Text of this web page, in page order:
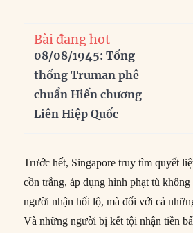
Bài đang hot
08/08/1945: Tổng
thống Truman phê
chuẩn Hiến chương
Liên Hiệp Quốc
Trước hết, Singapore truy tìm quyết
cồn trắng, áp dụng hình phạt tù
người nhận hối lộ, mà đối với cả
Và những người bị kết tội nhận tiền